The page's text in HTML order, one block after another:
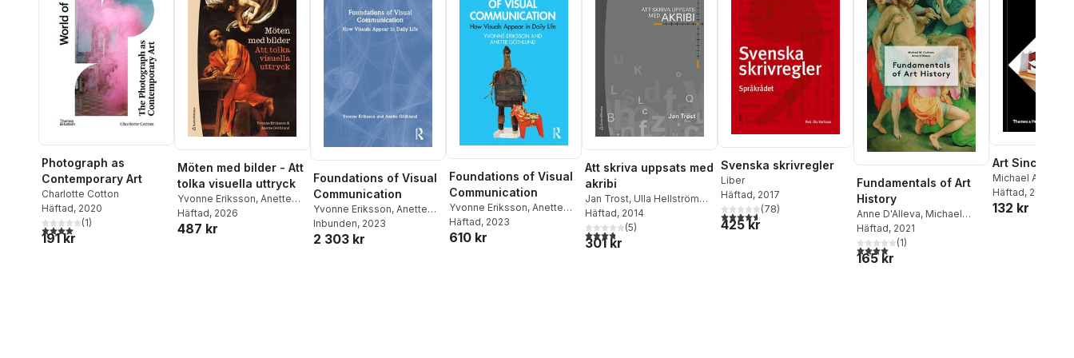
Eriksson,Yvonne Eriksson
Photograph as
Contemporary Art
Charlotte Cotton
Häftad, 2020
4,0utav 5 stjärnor. Totalt antal röster:
(1)
191 kr
Möten med bilder - Att
tolka visuella uttryck
Yvonne Eriksson, Anette
Göthlund
Häftad, 2026
487 kr
Foundations of Visual
Communication
Yvonne Eriksson, Anette
Göthlund
Inbunden, 2023
2 303 kr
Foundations of Visual
Communication
Yvonne Eriksson, Anette
Göthlund
Häftad, 2023
610 kr
Att skriva uppsats med
akribi
Jan Trost, Ulla Hellström
Muhli
Häftad, 2014
3,8utav 5 stjärnor. Totalt antal röster:
(5)
301 kr
Svenska skrivregler
Liber
Häftad, 2017
4,6utav 5 stjärnor. Totalt antal röster:
(78)
425 kr
Fundamentals of Art
History
Anne D'Alleva, Michael
Cothren
Häftad, 2021
4,0utav 5 stjärnor. Totalt antal röster:
(1)
165 kr
Art Since
Michael Archer
Häftad, 2015
132 kr